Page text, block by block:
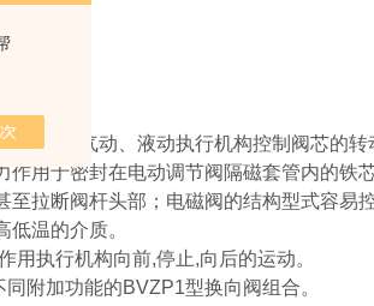
电动、气动、液动执行机构控制阀芯的
用于密封在电动调节阀隔磁套管内的铁
拉断阀杆头部；电磁阀的结构型式容易
低温的介质。
执行机构向前,停止,向后的运动。
附加功能的BVZP1型换向阀组合。